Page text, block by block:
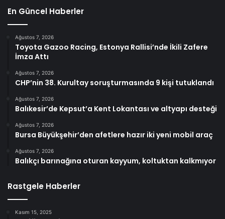
En Güncel Haberler
Ağustos 7, 2026
Toyota Gazoo Racing, Estonya Rallisi’nde İkili Zafere
İmza Attı
Ağustos 7, 2026
CHP’nin 38. Kurultay soruşturmasında 9 kişi tutuklandı
Ağustos 7, 2026
Balıkesir’de Kepsut’a Kent Lokantası ve altyapı desteği
Ağustos 7, 2026
Bursa Büyükşehir’den afetlere hazır iki yeni mobil araç
Ağustos 7, 2026
Balıkçı barınağına oturan kayyum, koltuktan kalkmıyor
Rastgele Haberler
Kasım 15, 2025